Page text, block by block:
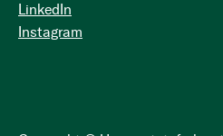
LinkedIn
Instagram